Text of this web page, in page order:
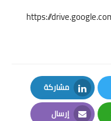
https://
مشاركة
LinkedIn
إرسال